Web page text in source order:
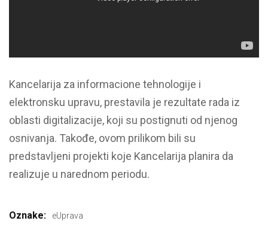
Kancelarija za informacione tehnologije i
elektronsku upravu, prestavila je rezultate rada iz
oblasti digitalizacije, koji su postignuti od njenog
osnivanja. Takođe, ovom prilikom bili su
predstavljeni projekti koje Kancelarija planira da
realizuje u narednom periodu.
Oznake: eUprava